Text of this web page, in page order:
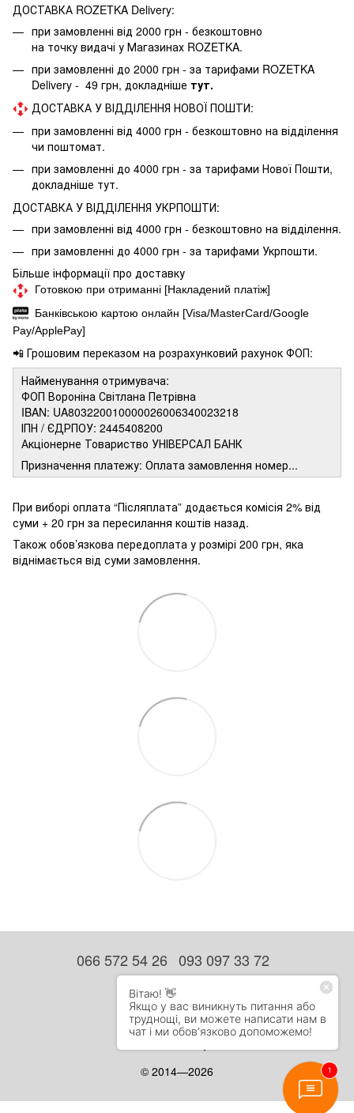
ДОСТАВКА ROZETKA Delivery:
при замовленні від 2000 грн - безкоштовно
на точку видачі у Магазинах ROZETKA.
при замовленні до 2000 грн - за тарифами ROZETKA
Delivery - 49 грн, докладніше тут.
ДОСТАВКА У ВІДДІЛЕННЯ НОВОЇ ПОШТИ:
при замовленні від 4000 грн - безкоштовно на відділення
чи поштомат.
при замовленні до 4000 грн - за тарифами Нової Пошти,
докладніше тут.
ДОСТАВКА У ВІДДІЛЕННЯ УКРПОШТИ:
при замовленні від 4000 грн - безкоштовно на відділення.
при замовленні до 4000 грн - за тарифами Укрпошти.
Більше інформації про доставку
Готовкою при отриманні [Накладений платіж]
Банківською картою онлайн [Visa/MasterCard/Google
Pay/ApplePay]
📲 Грошовим переказом на розрахунковий рахунок ФОП:
Найменування отримувача:
ФОП Вороніна Світлана Петрівна
IBAN: UA803220010000026006340023218
ІПН / ЄДРПОУ: 2445408200
Акціонерне Товариство УНІВЕРСАЛ БАНК
Призначення платежу: Оплата замовлення номер...
При виборі оплата “Післяплата” додається комісія 2% від
суми + 20 грн за пересилання коштів назад.
Також обов’язкова передоплата у розмірі 200 грн, яка
віднімається від суми замовлення.
066 572 54 26 093 097 33 72
Контактна інформація
Повна версія сайту
© 2014—2026